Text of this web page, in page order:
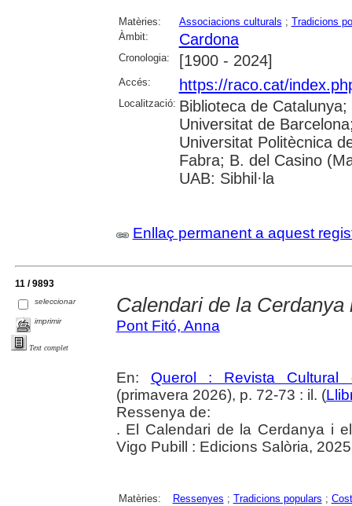
Matèries: Associacions culturals ; Tradicions
Àmbit:
Cardona
Cronologia: [1900 - 2024]
Accés: https://raco.cat/
Localització: Biblioteca de
Universitat de
Universitat Politècnica
Fabra; B. del Casino
UAB: Sibhil·la
Enllaç permanent a aquest
11 / 9893
seleccionar
imprimir
Text complet
Calendari de la Cerdanya
Pont Fitó, Anna
En: Querol : Revista Cultural
(primavera 2026), p. 72-73 : il. (
Ressenya de:
. El Calendari de la Cerdanya i
Vigo Pubill : Edicions Salòria, 2025
Matèries: Ressenyes ; Tradicions populars ;